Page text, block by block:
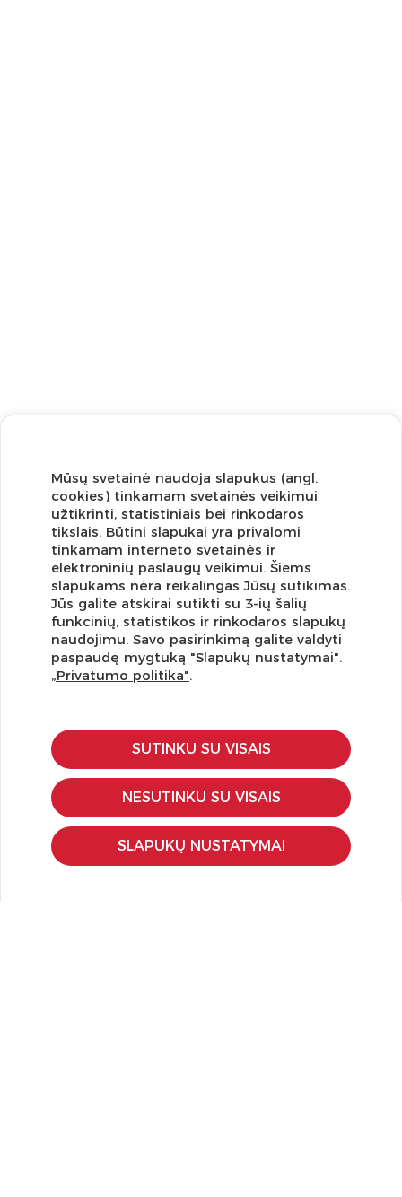
Užsisakykite naujienlaiškį ir pirmi gaukite geriausius
pasiūlymus!
KLIENTŲ APTARNAVIMAS
Pirkimo – pardavimo taisyklės
Pristatymas ir grąžinimas
Apmokėjimo būdai
Kokybės ir saugumo standartai
Privatumo taisyklės
Mūsų svetainė naudoja slapukus (angl.
cookies) tinkamam svetainės veikimui
užtikrinti, statistiniais bei rinkodaros
tikslais. Būtini slapukai yra privalomi
tinkamam interneto svetainės ir
elektroninių paslaugų veikimui. Šiems
slapukams nėra reikalingas Jūsų sutikimas.
Jūs galite atskirai sutikti su 3-ių šalių
funkcinių, statistikos ir rinkodaros slapukų
naudojimu. Savo pasirinkimą galite valdyti
paspaudę mygtuką "Slapukų nustatymai".
„Privatumo politika".
SUTINKU SU VISAIS
NESUTINKU SU VISAIS
SLAPUKŲ NUSTATYMAI